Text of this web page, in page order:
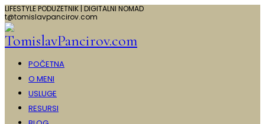
LIFESTYLE PODUZETNIK | DIGITALNI NOMAD
t@tomislavpancirov.com
POČETNA
O MENI
USLUGE
RESURSI